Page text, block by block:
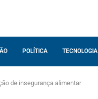
POLÍTICA TECNOLOGIA
de insegurança alimentar